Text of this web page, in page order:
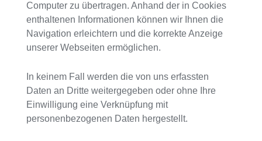
Computer zu übertragen. Anhand der in Cookies
enthaltenen Informationen können wir Ihnen die
Navigation erleichtern und die korrekte Anzeige
unserer Webseiten ermöglichen.
In keinem Fall werden die von uns erfassten
Daten an Dritte weitergegeben oder ohne Ihre
Einwilligung eine Verknüpfung mit
personenbezogenen Daten hergestellt.